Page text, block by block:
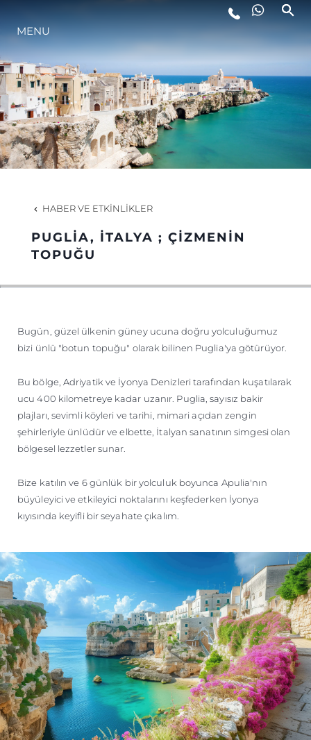
YAŞAM ŞEKLİ
YENILIK
ŞİRKET
EKIP
MİRAS
TEKNENIZIN PIYASA DEĞERINI
ÖĞRENIN
MENU
HABER VE ETKINLIKLER
PUGLIA, İTALYA ; ÇIZMENIN
TOPUĞU
Bugün, güzel ülkenin güney ucuna doğru yolculuğumuz
bizi ünlü "botun topuğu" olarak bilinen Puglia'ya götürüyor.
Bu bölge, Adriyatik ve İyonya Denizleri tarafından kuşatılarak
ucu 400 kilometreye kadar uzanır. Puglia, sayısız bakir
plajları, sevimli köyleri ve tarihi, mimari açıdan zengin
şehirleriyle ünlüdür ve elbette, İtalyan sanatının simgesi olan
bölgesel lezzetler sunar.
Bize katılın ve 6 günlük bir yolculuk boyunca Apulia'nın
büyüleyici ve etkileyici noktalarını keşfederken İyonya
kıyısında keyifli bir seyahate çıkalım.